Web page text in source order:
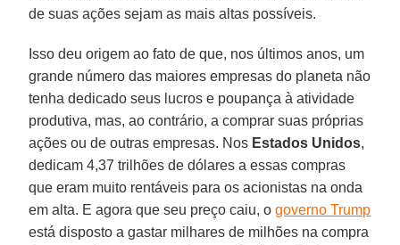
de suas ações sejam as mais altas possíveis.
Isso deu origem ao fato de que, nos últimos anos, um
grande número das maiores empresas do planeta não
tenha dedicado seus lucros e poupança à atividade
produtiva, mas, ao contrário, a comprar suas próprias
ações ou de outras empresas. Nos Estados Unidos,
dedicam 4,37 trilhões de dólares a essas compras
que eram muito rentáveis para os acionistas na onda
em alta. E agora que seu preço caiu, ogoverno Trump
está disposto a gastar milhares de milhões na compra